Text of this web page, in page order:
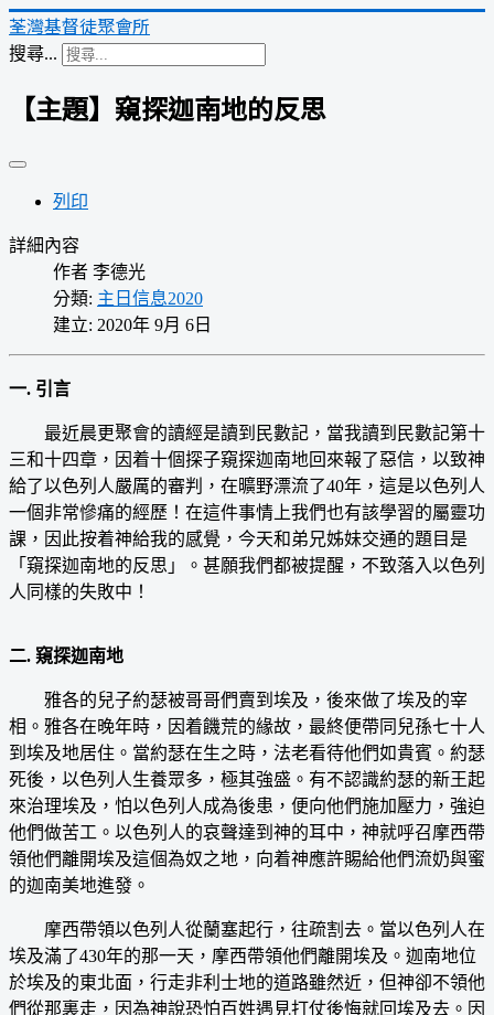
荃灣基督徒聚會所
搜尋...
【主題】窺探迦南地的反思
列印
詳細內容
作者 李德光
分類: 主日信息2020
建立: 2020年 9月 6日
一. 引言
最近晨更聚會的讀經是讀到民數記，當我讀到民數記第十
三和十四章，因着十個探子窺探迦南地回來報了惡信，以致神
給了以色列人嚴厲的審判，在曠野漂流了40年，這是以色列人
一個非常慘痛的經歷！在這件事情上我們也有該學習的屬靈功
課，因此按着神給我的感覺，今天和弟兄姊妹交通的題目是
「窺探迦南地的反思」。甚願我們都被提醒，不致落入以色列
人同樣的失敗中！
二. 窺探迦南地
雅各的兒子約瑟被哥哥們賣到埃及，後來做了埃及的宰
相。雅各在晚年時，因着饑荒的緣故，最終便帶同兒孫七十人
到埃及地居住。當約瑟在生之時，法老看待他們如貴賓。約瑟
死後，以色列人生養眾多，極其強盛。有不認識約瑟的新王起
來治理埃及，怕以色列人成為後患，便向他們施加壓力，強迫
他們做苦工。以色列人的哀聲達到神的耳中，神就呼召摩西帶
領他們離開埃及這個為奴之地，向着神應許賜給他們流奶與蜜
的迦南美地進發。
摩西帶領以色列人從蘭塞起行，往疏割去。當以色列人在
埃及滿了430年的那一天，摩西帶領他們離開埃及。迦南地位
於埃及的東北面，行走非利士地的道路雖然近，但神卻不領他
們從那裏走，因為神說恐怕百姓遇見打仗後悔就回埃及去。因